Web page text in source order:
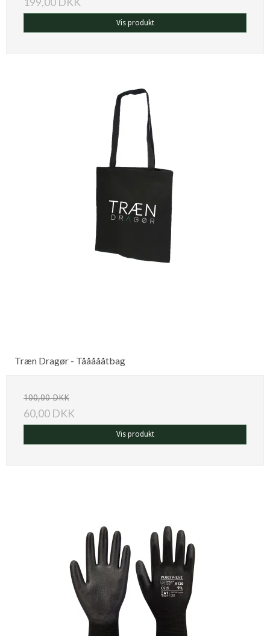
Vis produkt
Træn Dragør - Tåååååtbag
100,00 DKK
60,00 DKK
Vis produkt